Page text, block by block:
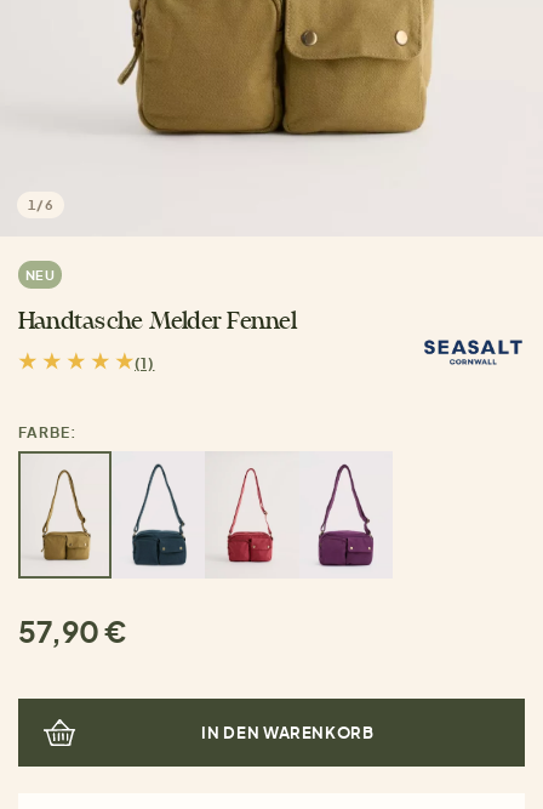
1 /6
NEU
Handtasche Melder Fennel
(1)
FARBE:
57,90 €
IN DEN WARENKORB